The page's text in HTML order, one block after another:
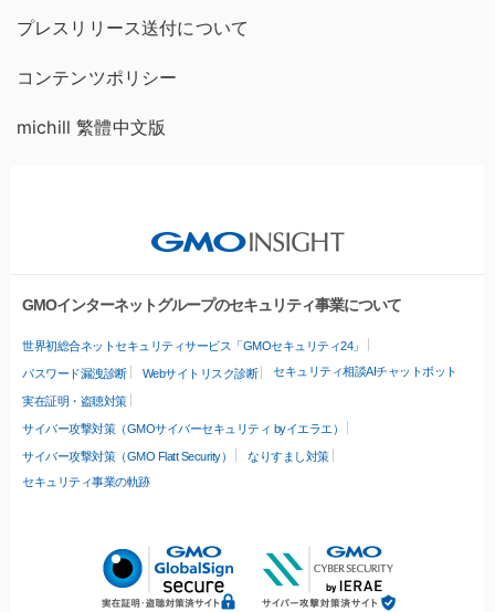
プレスリリース送付について
コンテンツポリシー
michill 繁體中文版
GMOインターネットグループのセキュリティ事業について
世界初総合ネットセキュリティサービス「GMOセキュリティ24」
パスワード漏洩診断 Webサイトリスク診断 セキュリティ相談AIチャットボット
実在証明・盗聴対策
サイバー攻撃対策（GMOサイバーセキュリティ byイエラエ）
サイバー攻撃対策（GMO Flatt Security）
なりすまし対策
セキュリティ事業の軌跡